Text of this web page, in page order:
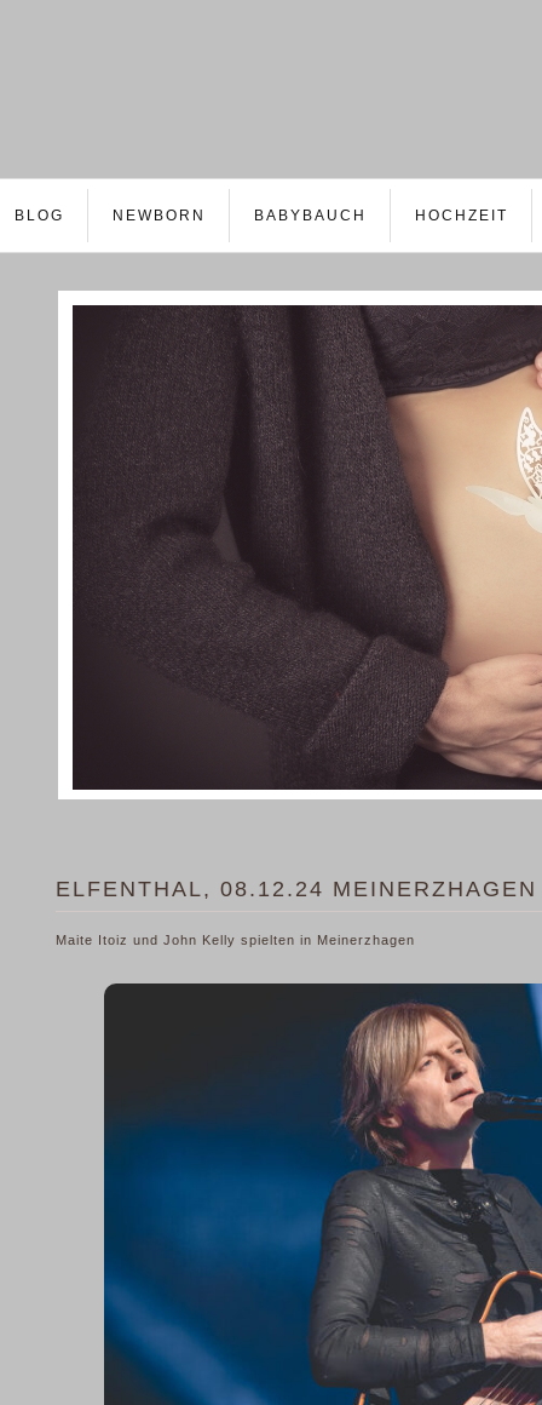
BLOG NEWBORN BABYBAUCH HOCHZEIT
ELFENTHAL, 08.12.24 MEINERZHAGEN
Maite Itoiz und John Kelly spielten in Meinerzhagen